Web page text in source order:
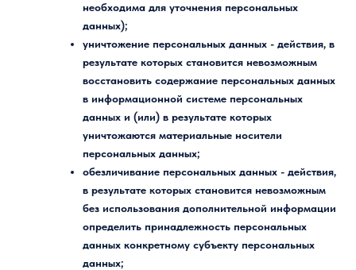
необходима для уточнения персональных
данных);
уничтожение персональных данных - действия, в
результате которых становится невозможным
восстановить содержание персональных данных
в информационной системе персональных
данных и (или) в результате которых
уничтожаются материальные носители
персональных данных;
обезличивание персональных данных - действия,
в результате которых становится невозможным
без использования дополнительной информации
определить принадлежность персональных
данных конкретному субъекту персональных
данных;